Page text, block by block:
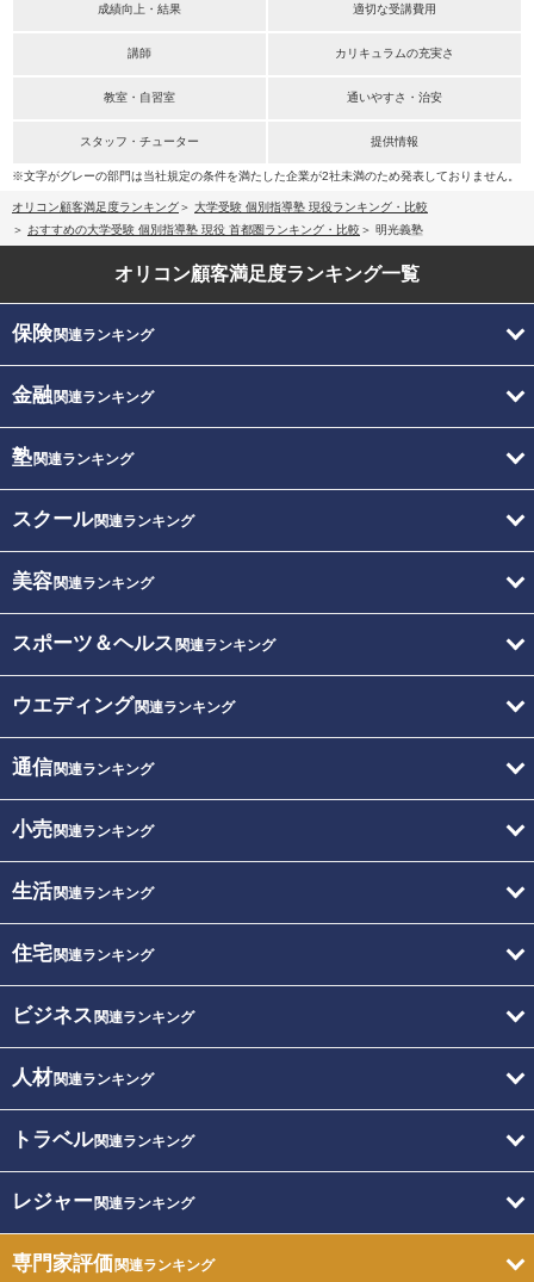
成績向上・結果 適切な受講費用
講師 カリキュラムの充実さ
教室・自習室 通いやすさ・治安
スタッフ・チューター 提供情報
※文字がグレーの部門は当社規定の条件を満たした企業が2社未満のため発表しておりません。
オリコン顧客満足度ランキング
大学受験 個別指導塾 現役ランキング・比較
おすすめの大学受験 個別指導塾 現役 首都圏ランキング・比較
明光義塾
オリコン顧客満足度ランキング一覧
保険関連ランキング
金融関連ランキング
塾関連ランキング
スクール関連ランキング
美容関連ランキング
スポーツ＆ヘルス 関連ランキング
ウエディング関連ランキング
通信関連ランキング
小売関連ランキング
生活関連ランキング
住宅関連ランキング
ビジネス 関連ランキング
人材関連ランキング
トラベル関連ランキング
レジャー関連ランキング
専門家評価関連ランキング